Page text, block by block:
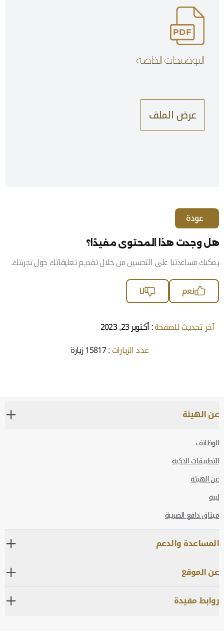
التوضيحات الخاصة
عرض الملف
عودة
هل وجدت هذا المحتوى مفيدًا؟
يمكنك مساعدتنا على التحسين من خلال تقديم تعليقاتك حول تجربتك.
نعم
لا
آخر تحديث للصفحة: أكتوبر 23, 2023
عدد الزيارات: 15817 زيارة
عن الهيئة
الوظائف
التطبيقات الذكية
عن الهيئة
لبيه
ميثاق دافع الضريبة
المساعدة والدعم
عن الموقع
روابط مفيدة